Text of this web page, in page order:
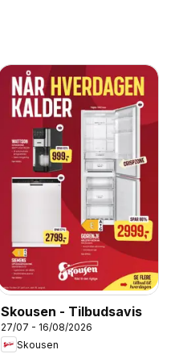
Skousen - Tilbudsavis
27/07 - 16/08/2026
Skousen